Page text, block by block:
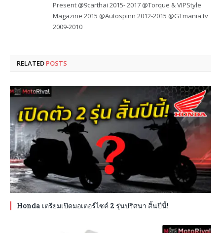
Present @9carthai 2015- 2017 @Torque & VIPStyle
Magazine 2015 @Autospinn 2012-2015 @GTmania.tv
2009-2010
RELATED POSTS
Honda เตรียมเปิดมอเตอร์ไซค์ 2 รุ่นปริศนา สิ้นปีนี้!